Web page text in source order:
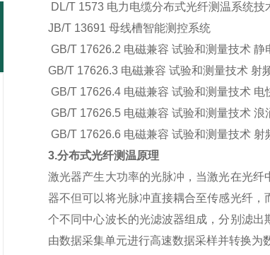
DL/T 1573 电力电缆分布式光纤测温系统技
JB/T 13691 母线槽智能测控系统
GB/T 17626.2 电磁兼容 试验和测量技术 静
GB/T 17626.3 电磁兼容 试验和测量技术 射
GB/T 17626.4 电磁兼容 试验和测量技术
GB/T 17626.5 电磁兼容 试验和测量技术 浪
GB/T 17626.6 电磁兼容 试验和测量技术
3.分布式光纤测温原理
激光器产生大功率的光脉冲，当激光在光
器不但可以将光脉冲直接耦合至传感光纤
个不同中心波长的光滤波器组成，分别滤
由数据采集单元进行高速数据采样并转换为